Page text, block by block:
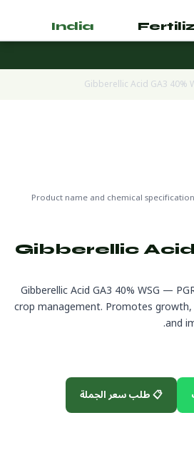
India
Gibberellic Acid GA3 40%
Product name and chemical
Gibberellic
Gibberellic Acid GA3 40% WSG —
crop management. Promotes
and
📋 طلب سعر الجملة